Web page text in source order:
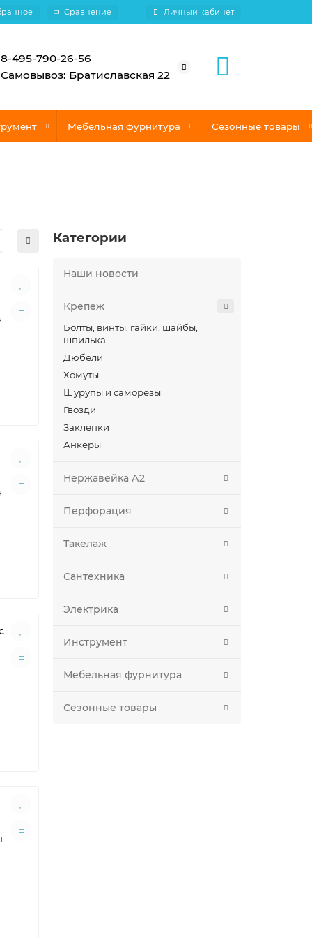
Сравнение Личный кабинет
8-495-790-26-56
Самовывоз: Братиславская 22
Мебельная фурнитура Сезонные товары
Категории
Наши новости
Крепеж
Болты, винты, гайки, шайбы,
шпилька
Дюбели
Хомуты
Шурупы и саморезы
Гвозди
Заклепки
Анкеры
Нержавейка А2
Перфорация
Такелаж
Сантехника
Электрика
Инструмент
Мебельная фурнитура
Сезонные товары